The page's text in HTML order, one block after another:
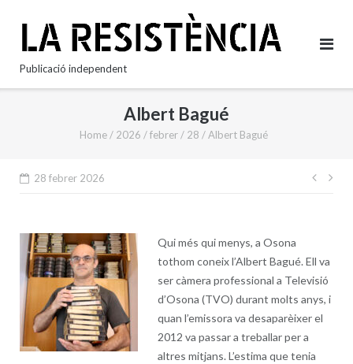
content
Publicació independent
Albert Bagué
Home / 2026 / febrer / 28 / Albert Bagué
28 febrer 2026
Qui més qui menys, a Osona
tothom coneix l’Albert Bagué. Ell va
ser càmera professional a Televisió
d’Osona (TVO) durant molts anys, i
quan l’emissora va desaparèixer el
2012 va passar a treballar per a
altres mitjans. L’estima que tenia